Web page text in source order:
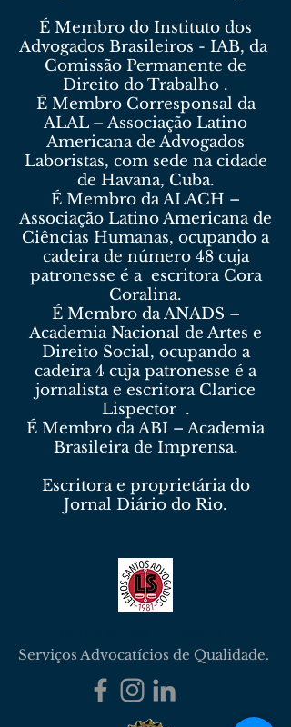
É Membro do Instituto dos
Advogados Brasileiros - IAB, da
Comissão Permanente de
Direito do Trabalho .
É Membro Corresponsal da
ALAL – Associação Latino
Americana de Advogados
Laboristas, com sede na cidade
de Havana, Cuba.
É Membro da ALACH –
Associação Latino Americana de
Ciências Humanas, ocupando a
cadeira de número 48 cuja
patronesse é a escritora Cora
Coralina.
É Membro da ANADS –
Academia Nacional de Artes e
Direito Social, ocupando a
cadeira 4 cuja patronesse é a
jornalista e escritora Clarice
Lispector .
É Membro da ABI – Academia
Brasileira de Imprensa.
Escritora e proprietária do
Jornal Diário do Rio.
Serviços Advocatícios de Qualidade.